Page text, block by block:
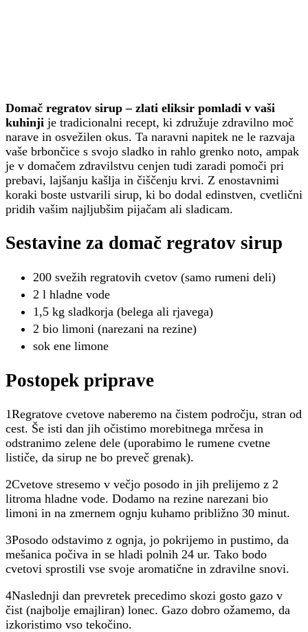
Domač regratov sirup – zlati eliksir pomladi v vaši
kuhinji je tradicionalni recept, ki združuje zdravilno moč
narave in osvežilen okus. Ta naravni napitek ne le razvaja
vaše brbončice s svojo sladko in rahlo grenko noto, ampak
je v domačem zdravilstvu cenjen tudi zaradi pomoči pri
prebavi, lajšanju kašlja in čiščenju krvi. Z enostavnimi
koraki boste ustvarili sirup, ki bo dodal edinstven, cvetlični
pridih vašim najljubšim pijačam ali sladicam.
Sestavine za domač regratov sirup
200 svežih regratovih cvetov (samo rumeni deli)
2 l hladne vode
1,5 kg sladkorja (belega ali rjavega)
2 bio limoni (narezani na rezine)
sok ene limone
Postopek priprave
1Regratove cvetove naberemo na čistem področju, stran od
cest. Še isti dan jih očistimo morebitnega mrčesa in
odstranimo zelene dele (uporabimo le rumene cvetne
lističe, da sirup ne bo preveč grenak).
2Cvetove stresemo v večjo posodo in jih prelijemo z 2
litroma hladne vode. Dodamo na rezine narezani bio
limoni in na zmernem ognju kuhamo približno 30 minut.
3Posodo odstavimo z ognja, jo pokrijemo in pustimo, da
mešanica počiva in se hladi polnih 24 ur. Tako bodo
cvetovi sprostili vse svoje aromatične in zdravilne snovi.
4Naslednji dan prevretek precedimo skozi gosto gazo v
čist (najbolje emajliran) lonec. Gazo dobro ožamemo, da
izkoristimo vso tekočino.